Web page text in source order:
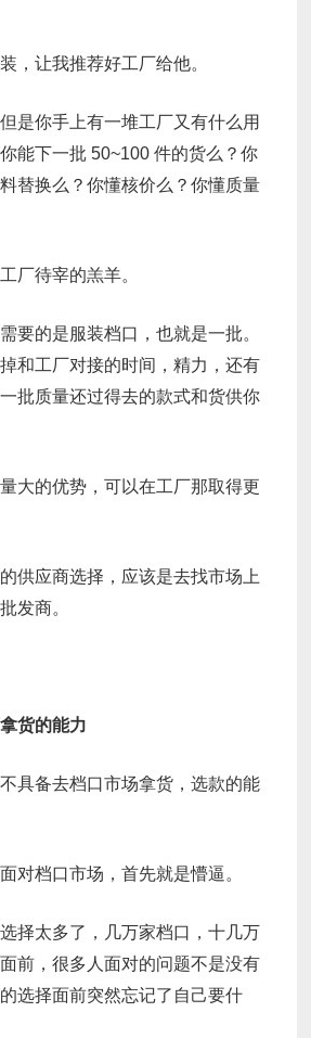
，让我推荐好工厂给他。
是你手上有一堆工厂又有什么用
能下一批 50~100 件的货么？你
替换么？你懂核价么？你懂质量
厂待宰的羔羊。
要的是服装档口，也就是一批。
和工厂对接的时间，精力，还有
批质量还过得去的款式和货供你
大的优势，可以在工厂那取得更
供应商选择，应该是去找市场上
发商。
货的能力
具备去档口市场拿货，选款的能
对档口市场，首先就是懵逼。
择太多了，几万家档口，十几万
前，很多人面对的问题不是没有
选择面前突然忘记了自己要什